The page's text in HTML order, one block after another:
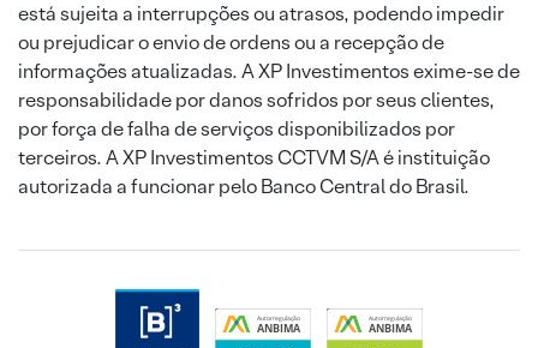
está sujeita a interrupções ou atrasos, podendo impedir
ou prejudicar o envio de ordens ou a recepção de
informações atualizadas. A XP Investimentos exime-se de
responsabilidade por danos sofridos por seus clientes,
por força de falha de serviços disponibilizados por
terceiros. A XP Investimentos CCTVM S/A é instituição
autorizada a funcionar pelo Banco Central do Brasil.